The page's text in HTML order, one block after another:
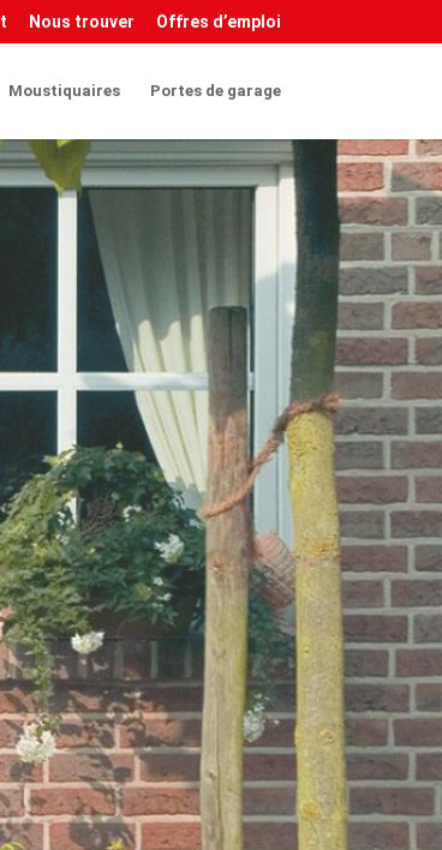
''); }); }); </script&gt
Nous trouver Offres d’emploi
Moustiquaires Portes de garage